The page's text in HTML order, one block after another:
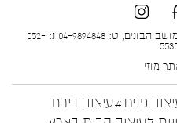
הילית קרש עיצוב ואדריכלות פנים, מושב הבונים, ט: 04-9894848 נ: 052-
מוזי
פנים#עיצוב דירת